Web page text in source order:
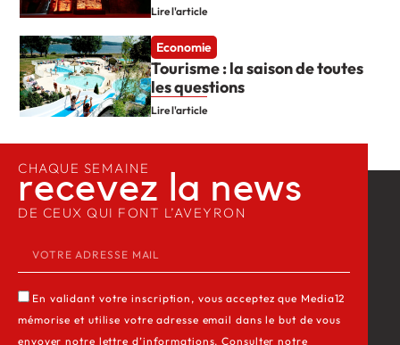
Lire l'article
Economie
Tourisme : la saison de toutes
les questions
Lire l'article
CHAQUE SEMAINE
recevez la news​
DE CEUX QUI FONT L’AVEYRON
En validant votre inscription, vous acceptez que Media12
mémorise et utilise votre adresse email dans le but de vous
envoyer notre lettre d’informations. Consulter notre